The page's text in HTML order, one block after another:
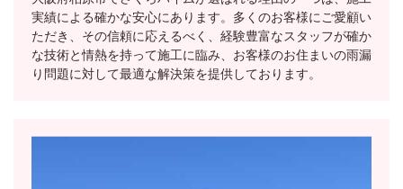
実績による確かな安心にあります。多くのお客様にご愛顧い
ただき、その信頼に応えるべく、経験豊富なスタッフが確か
な技術と情熱を持って施工に臨み、お客様のお住まいの雨漏
り問題に対して最適な解決策を提供しております。